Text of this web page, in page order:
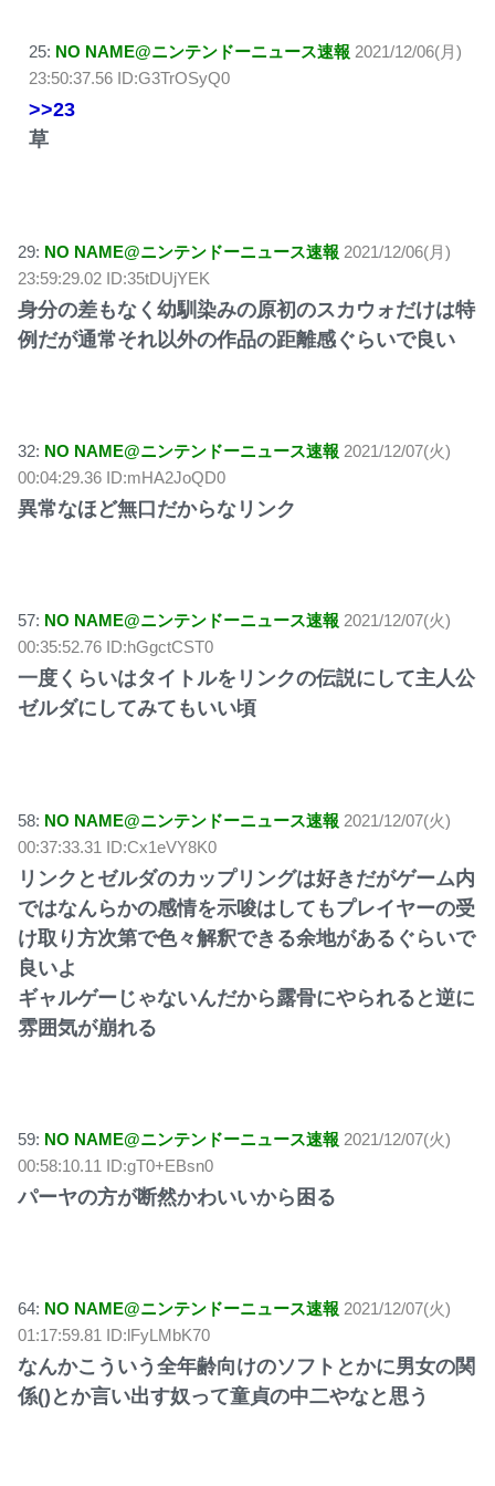
25: NO NAME@ニンテンドーニュース速報 2021/12/06(月)
23:50:37.56 ID:G3TrOSyQ0
>>23
草
29: NO NAME@ニンテンドーニュース速報 2021/12/06(月)
23:59:29.02 ID:35tDUjYEK
身分の差もなく幼馴染みの原初のスカウォだけは特
例だが通常それ以外の作品の距離感ぐらいで良い
32: NO NAME@ニンテンドーニュース速報 2021/12/07(火)
00:04:29.36 ID:mHA2JoQD0
異常なほど無口だからなリンク
57: NO NAME@ニンテンドーニュース速報 2021/12/07(火)
00:35:52.76 ID:hGgctCST0
一度くらいはタイトルをリンクの伝説にして主人公
ゼルダにしてみてもいい頃
58: NO NAME@ニンテンドーニュース速報 2021/12/07(火)
00:37:33.31 ID:Cx1eVY8K0
リンクとゼルダのカップリングは好きだがゲーム内
ではなんらかの感情を示唆はしてもプレイヤーの受
け取り方次第で色々解釈できる余地があるぐらいで
良いよ
ギャルゲーじゃないんだから露骨にやられると逆に
雰囲気が崩れる
59: NO NAME@ニンテンドーニュース速報 2021/12/07(火)
00:58:10.11 ID:gT0+EBsn0
パーヤの方が断然かわいいから困る
64: NO NAME@ニンテンドーニュース速報 2021/12/07(火)
01:17:59.81 ID:lFyLMbK70
なんかこういう全年齢向けのソフトとかに男女の関
係()とか言い出す奴って童貞の中二やなと思う